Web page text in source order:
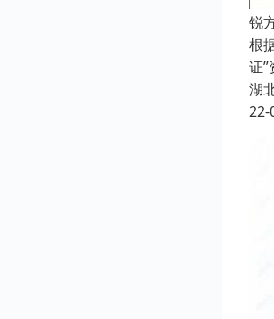
锐
根
证
湖
22-